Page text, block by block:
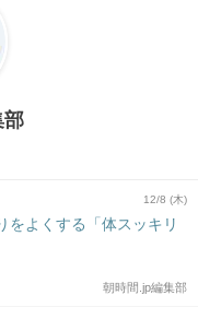
12/8 (木)
をよくする「体スッキリ
朝時間.jp編集部